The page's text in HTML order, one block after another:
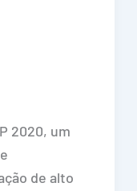
2020, um
de alto